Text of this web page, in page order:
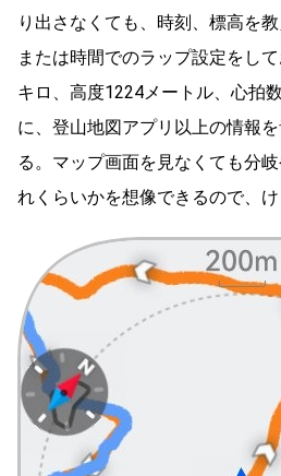
り出さなくても、時刻、標高を
または時間でのラップ設定をし
キロ、高度1224メートル、心拍
に、登山地図アプリ以上の情報
る。マップ画面を見なくても分
れくらいかを想像できるので、け